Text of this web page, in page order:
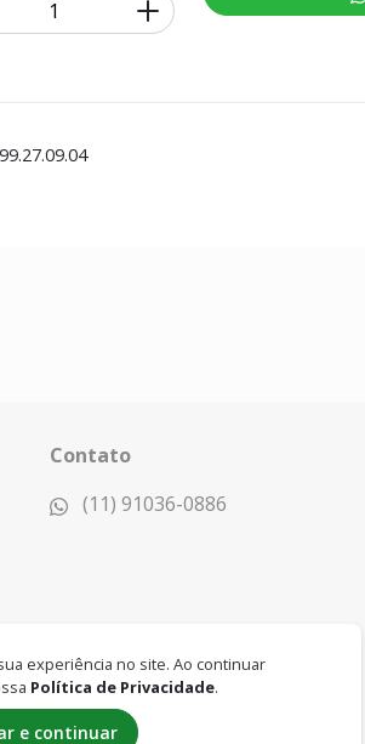
Contato
(11) 91036-0886
experiência no site. Ao continuar
Política de Privacidade.
e continuar